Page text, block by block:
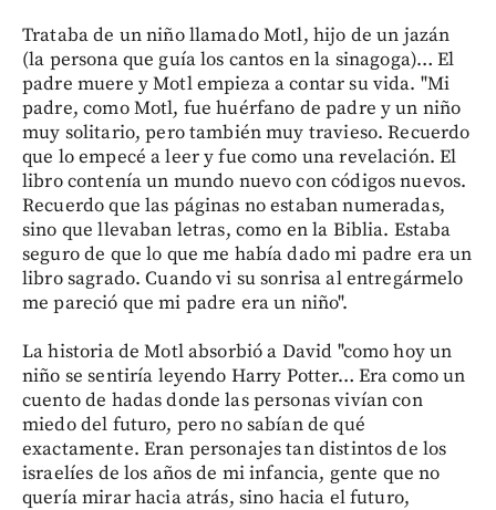
Trataba de un niño llamado Motl, hijo de un jazán
(la persona que guía los cantos en la sinagoga)… El
padre muere y Motl empieza a contar su vida. "Mi
padre, como Motl, fue huérfano de padre y un niño
muy solitario, pero también muy travieso. Recuerdo
que lo empecé a leer y fue como una revelación. El
libro contenía un mundo nuevo con códigos nuevos.
Recuerdo que las páginas no estaban numeradas,
sino que llevaban letras, como en la Biblia. Estaba
seguro de que lo que me había dado mi padre era un
libro sagrado. Cuando vi su sonrisa al entregármelo
me pareció que mi padre era un niño".
La historia de Motl absorbió a David "como hoy un
niño se sentiría leyendo Harry Potter… Era como un
cuento de hadas donde las personas vivían con
miedo del futuro, pero no sabían de qué
exactamente. Eran personajes tan distintos de los
israelíes de los años de mi infancia, gente que no
quería mirar hacia atrás, sino hacia el futuro,